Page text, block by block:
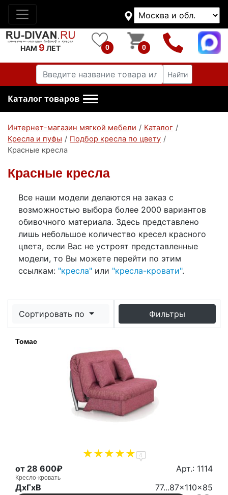
НАМ 9 ЛЕТ 0 0
Найти
Каталог товаров
Интернет-магазин мягкой мебели / Каталог /
Кресла и пуфы / Подбор кресла по цвету /
Красные кресла
Красные кресла
Все наши модели делаются на заказ с
возможностью выбора более 2000 вариантов
обивочного материала. Здесь представлено
лишь небольшое количество кресел красного
цвета, если Вас не устроят представленные
модели, то Вы можете перейти по этим
ссылкам: "кресла" или "кресла-кровати".
Сортировать по Фильтры
Томас
4
от 28 600₽ Арт.: 1114
Кресло-кровать
ДxГxВ 77...87x110x85